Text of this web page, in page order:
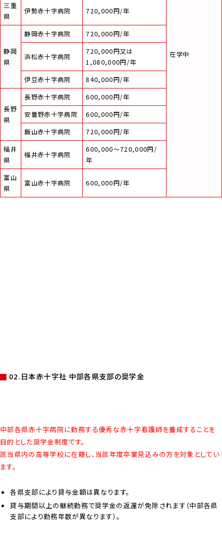
在学中
三重
県
伊勢赤十字病院 720,000円/年
静岡
県
静岡赤十字病院 720,000円/年
浜松赤十字病院
720,000円又は
1,080,000円/年
伊豆赤十字病院
840,000円/年
長野
県
長野赤十字病院
600,000円/年
安曇野赤十字病院
600,000円/年
飯山赤十字病院
720,000円/年
福井
県
福井赤十字病院
600,000～720,000円/
年
富山
県
富山赤十字病院 600,000円/年
02.日本赤十字社 中部各県支部の奨学金
中部各県赤十字病院に勤務する優秀な赤十字看護師を養成することを
目的とした奨学金制度です。
該当県内の高等学校に在籍し、当該年度卒業見込みの方を対象としてい
ます。
各県支部により貸与金額は異なります。
貸与期間以上の継続勤務で奨学金の返還が免除されます（中部各県
支部により勤務年数が異なります）。